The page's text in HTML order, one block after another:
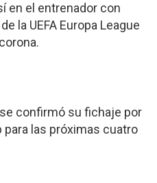
en el entrenador con
la UEFA Europa League
confirmó su fichaje por
para las próximas cuatro